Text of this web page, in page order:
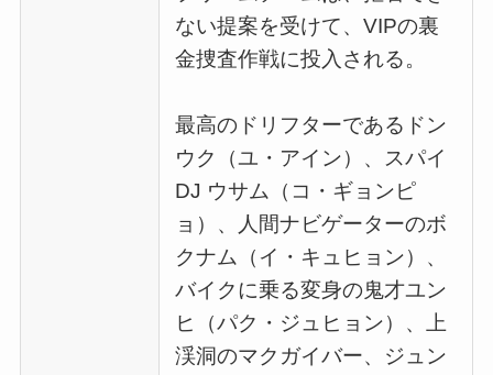
ない提案を受けて、VIPの裏
金捜査作戦に投入される。
最高のドリフターであるドン
ウク（ユ・アイン）、スパイ
DJ ウサム（コ・ギョンピ
ョ）、人間ナビゲーターのボ
クナム（イ・キュヒョン）、
バイクに乗る変身の鬼才ユン
ヒ（パク・ジュヒョン）、上
渓洞のマクガイバー、ジュン